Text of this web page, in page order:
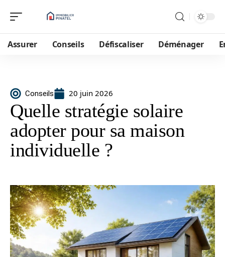
Assurer Conseils Défiscaliser Déménager
Conseils 20 juin 2026
Quelle stratégie solaire
adopter pour sa maison
individuelle ?